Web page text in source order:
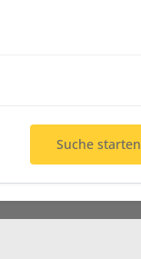
Suche starten